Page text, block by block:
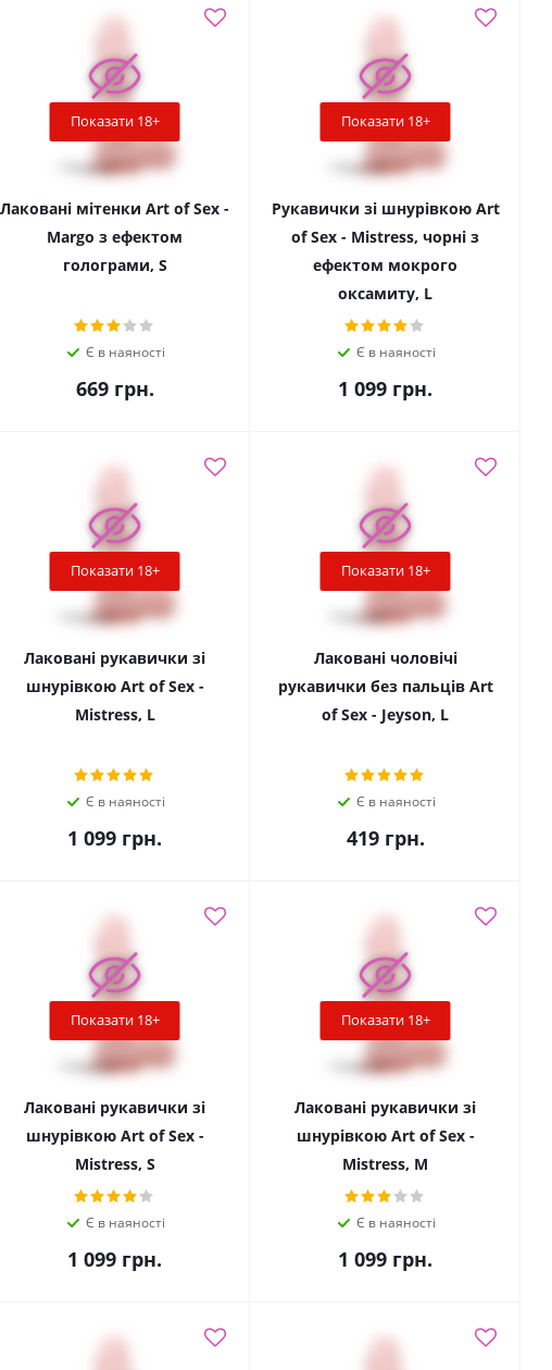
Показати 18+
Лаковані мітенки Art of Sex -
Margo з ефектом
голограми, S
Є в наяності
669грн.
Показати 18+
Рукавички зі шнурівкою Art
of Sex - Mistress, чорні з
ефектом мокрого
оксамиту, L
Є в наяності
1 099 грн.
Показати 18+
Лаковані рукавички зі
шнурівкою Art of Sex -
Mistress, L
Є в наяності
1 099 грн.
Показати 18+
Лаковані чоловічі
рукавички без пальців Art
of Sex - Jeyson, L
Є в наяності
419грн.
Показати 18+
Лаковані рукавички зі
шнурівкою Art of Sex -
Mistress, S
Є в наяності
1 099 грн.
Показати 18+
Лаковані рукавички зі
шнурівкою Art of Sex -
Mistress, M
Є в наяності
1 099 грн.